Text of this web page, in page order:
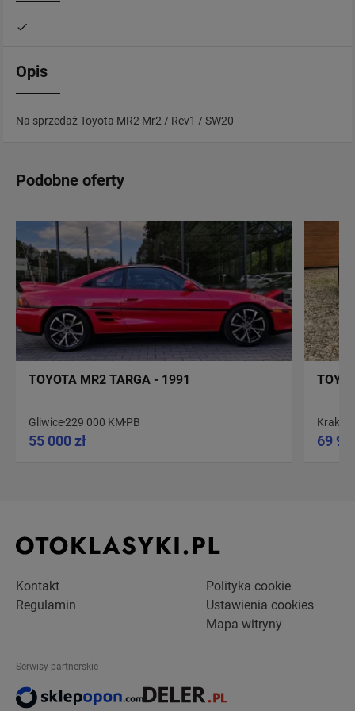
Opis
Na sprzedaż Toyota MR2 Mr2 / Rev1 / SW20
Podobne oferty
TOYOTA MR2 TARGA - 1991
Gliwice229 000 KM PB
55 000 zł
Kraków
69
Kontakt
Regulamin
Polityka cookie
Ustawienia cookies
Mapa witryny
Serwisy partnerskie